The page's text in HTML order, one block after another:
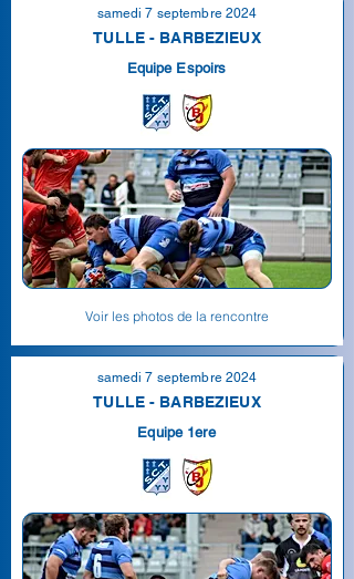
samedi 7 septembre 2024
TULLE - BARBEZIEUX
Equipe Espoirs
Voir les photos de la rencontre
samedi 7 septembre 2024
TULLE - BARBEZIEUX
Equipe 1ere